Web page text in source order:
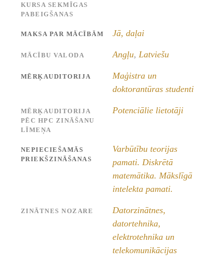
KURSA SEKMĪGAS
PABEIGŠANAS
MAKSA PAR MĀCĪBĀM Jā, daļai
MĀCĪBU VALODA Angļu, Latviešu
MĒRĶAUDITORIJA
Maģistra un
doktorantūras studenti
MĒRĶAUDITORIJA
PĒC HPC ZINĀŠANU
LĪMEŅA
Potenciālie lietotāji
NEPIECIEŠAMĀS
PRIEKŠZINĀŠANAS
Varbūtību teorijas
pamati. Diskrētā
matemātika. Mākslīgā
intelekta pamati.
ZINĀTNES NOZARE
Datorzinātnes,
datortehnika,
elektrotehnika un
telekomunikācijas